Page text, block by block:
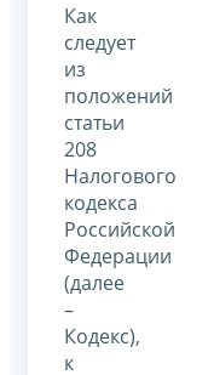
Как
следует
из
положений
статьи
208
Налогового
кодекса
Российской
Федерации
(далее
–
Кодекс),
к